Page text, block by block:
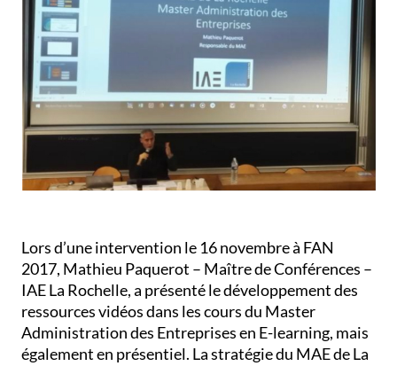
Lors d’une intervention le 16 novembre à FAN
2017, Mathieu Paquerot – Maître de Conférences –
IAE La Rochelle, a présenté le développement des
ressources vidéos dans les cours du Master
Administration des Entreprises en E-learning, mais
également en présentiel. La stratégie du MAE de La